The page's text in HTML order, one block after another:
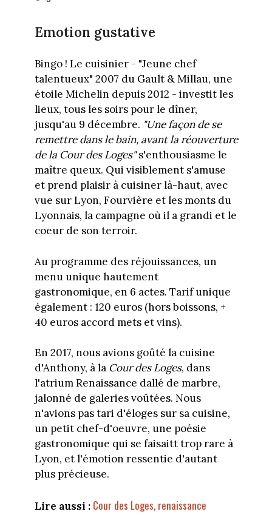
Emotion gustative
Bingo ! Le cuisinier - "Jeune chef
talentueux" 2007 du Gault & Millau, une
étoile Michelin depuis 2012 - investit les
lieux, tous les soirs pour le dîner,
jusqu'au 9 décembre. "Une façon de se
remettre dans le bain, avant la réouverture
de la Cour des Loges"s'enthousiasme le
maître queux. Qui visiblement s'amuse
et prend plaisir à cuisiner là-haut, avec
vue sur Lyon, Fourvière et les monts du
Lyonnais, la campagne où il a grandi et le
coeur de son terroir.
Au programme des réjouissances, un
menu unique hautement
gastronomique, en 6 actes. Tarif unique
également : 120 euros (hors boissons, +
40 euros accord mets et vins).
En 2017, nous avions goûté la cuisine
d'Anthony, à laCour des Loges, dans
l'atrium Renaissance dallé de marbre,
jalonné de galeries voûtées. Nous
n'avions pas tari d'éloges sur sa cuisine,
un petit chef-d'oeuvre, une poésie
gastronomique qui se faisaitt trop rare à
Lyon, et l'émotion ressentie d'autant
plus précieuse.
Lire aussi : Cour des Loges, renaissance